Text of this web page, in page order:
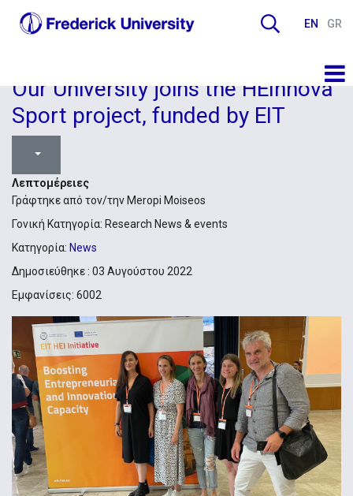
EN GR
Our University joins the HEInnova
Sport project, funded by EIT
Λεπτομέρειες
Γράφτηκε από τον/τηνMeropi Moiseos
Γονική Κατηγορία: Research News & events
Κατηγορία: News
Δημοσιεύθηκε : 03 Αυγούστου 2022
Εμφανίσεις: 6002